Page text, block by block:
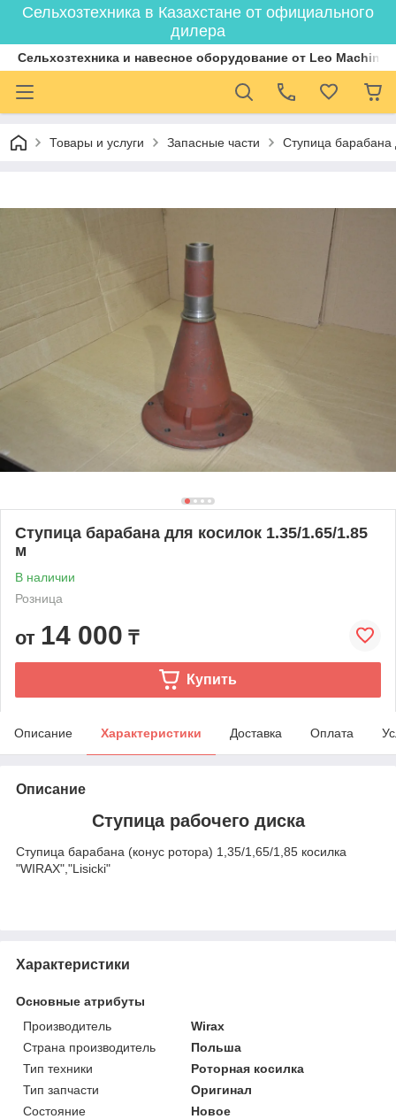
Сельхозтехника в Казахстане от официального
дилера
Cельхозтехника и навесное оборудование от Leo
Товары и услуги Запасные части Ступица барабана
Ступица барабана для косилок 1.35/1.65/1.85
м
В наличии
Розница
от 14 000 ₸
Купить
Описание Характеристики Доставка Оплата
Описание
Ступица рабочего диска
Ступица барабана (конус ротора) 1,35/1,65/1,85 косилка
"WIRAX","Lisicki"
Характеристики
Основные атрибуты
Производитель
Wirax
Страна производитель
Польша
Тип техники
Роторная косилка
Тип запчасти
Оригинал
Состояние
Новое